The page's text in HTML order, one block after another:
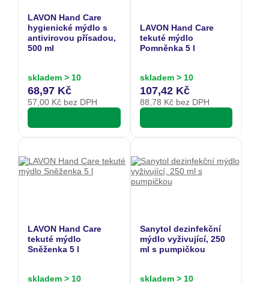
LAVON Hand Care
hygienické mýdlo s
antivirovou přísadou,
500 ml
skladem > 10
68,97 Kč
57,00 Kč bez DPH
LAVON Hand Care
tekuté mýdlo
Pomněnka 5 l
skladem > 10
107,42 Kč
88,78 Kč bez DPH
LAVON Hand Care
tekuté mýdlo
Sněženka 5 l
skladem > 10
Sanytol dezinfekční
mýdlo vyživující, 250
ml s pumpičkou
skladem > 10